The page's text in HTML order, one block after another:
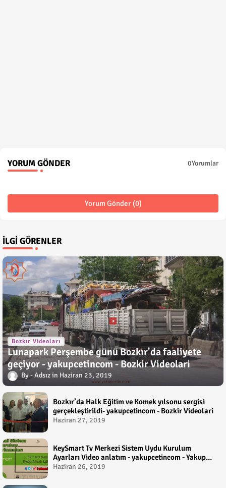
YORUM GÖNDER 0Yorumlar
Yorum Gönder (0)
İLGI GÖRENLER
Bozkır Videoları
Lunapark Perşembe günü Bozkır'da faaliyete
geçiyor - yakupcetincom - Bozkir Videolari
Adsız Haziran 23, 2019
Bozkır’da Halk Eğitim ve Komek yılsonu sergisi
gerçekleştirildi- yakupcetincom - Bozkir Videolari
Haziran 27, 2019
KeySmart Tv Merkezi Sistem Uydu Kurulum
Ayarları Video anlatım - yakupcetincom - Yakup
Çetin
Haziran 26, 2019